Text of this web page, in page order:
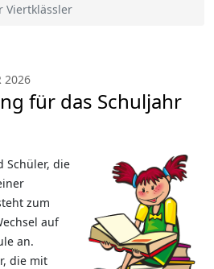
Viertklässler
2026
für das Schuljahr
Schüler, die
zum
auf
an.
die mit